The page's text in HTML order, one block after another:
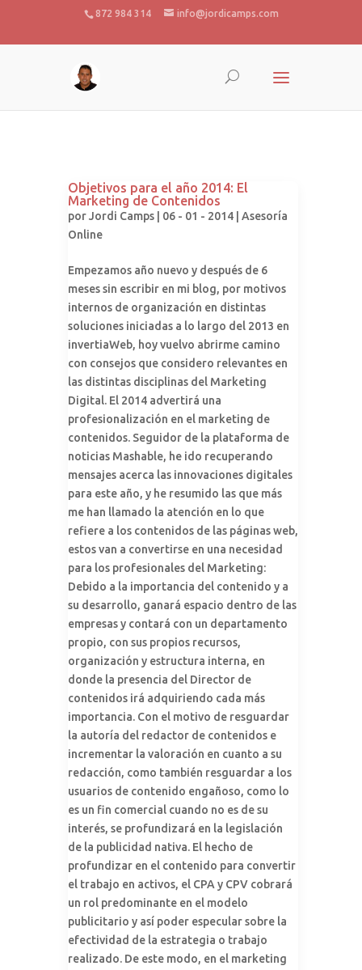
872 984 314 info@jordicamps.com
Objetivos para el año 2014: El
Marketing de Contenidos
porJordi Camps | 06 - 01 - 2014 | Asesoría
Online
Empezamos año nuevo y después de 6
meses sin escribir en mi blog, por motivos
internos de organización en distintas
soluciones iniciadas a lo largo del 2013 en
invertiaWeb, hoy vuelvo abrirme camino
con consejos que considero relevantes en
las distintas disciplinas del Marketing
Digital. El 2014 advertirá una
profesionalización en el marketing de
contenidos. Seguidor de la plataforma de
noticias Mashable, he ido recuperando
mensajes acerca las innovaciones digitales
para este año, y he resumido las que más
me han llamado la atención en lo que
refiere a los contenidos de las páginas web,
estos van a convertirse en una necesidad
para los profesionales del Marketing:
Debido a la importancia del contenido y a
su desarrollo, ganará espacio dentro de las
empresas y contará con un departamento
propio, con sus propios recursos,
organización y estructura interna, en
donde la presencia del Director de
contenidos irá adquiriendo cada más
importancia. Con el motivo de resguardar
la autoría del redactor de contenidos e
incrementar la valoración en cuanto a su
redacción, como también resguardar a los
usuarios de contenido engañoso, como lo
es un fin comercial cuando no es de su
interés, se profundizará en la legislación
de la publicidad nativa. El hecho de
profundizar en el contenido para convertir
el trabajo en activos, el CPA y CPV cobrará
un rol predominante en el modelo
publicitario y así poder especular sobre la
efectividad de la estrategia o trabajo
realizado. De este modo, en el marketing